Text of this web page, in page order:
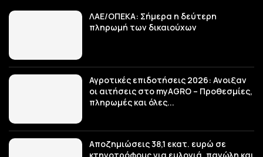
ΛΑΕ/ΟΠΕΚΑ: Σήμερα η δεύτερη
πληρωμή των δικαιούχων
Αγροτικές επιδοτήσεις 2026: Ανοιξαν
οι αιτήσεις στο myAGRO – Προθεσμίες,
πληρωμές και όλες...
Αποζημιώσεις 38,1 εκατ. ευρώ σε
κτηνοτρόφους για ευλογιά, πανώλη και